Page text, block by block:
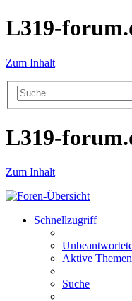
L319-
Zum Inhalt
L319-
Zum Inhalt
Schnellzugriff
Aktive Themen
Suche